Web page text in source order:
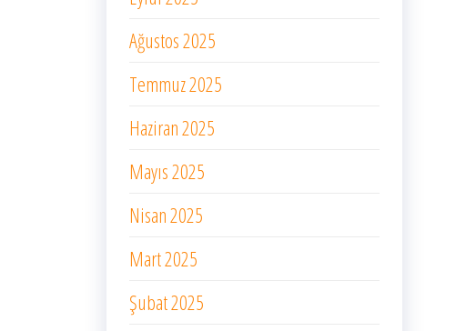
Ağustos 2025
Temmuz 2025
Haziran 2025
Mayıs 2025
Nisan 2025
Mart 2025
Şubat 2025